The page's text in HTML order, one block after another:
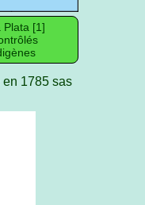
Plata [1]
en 1785 sas